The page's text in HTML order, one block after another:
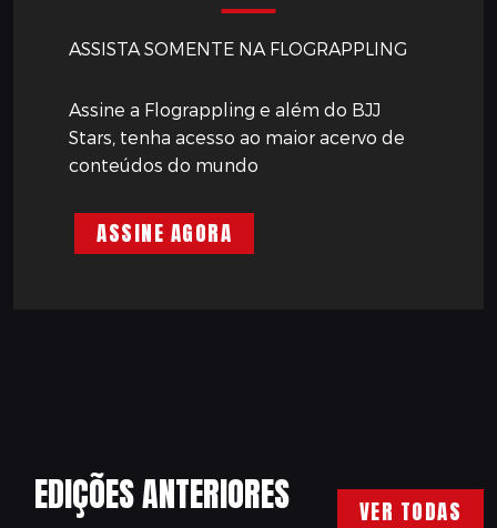
ASSISTA SOMENTE NA FLOGRAPPLING
Assine a Flograppling e além do BJJ
Stars, tenha acesso ao maior acervo de
conteúdos do mundo
ASSINE AGORA
EDIÇÕES ANTERIORES VER TODAS